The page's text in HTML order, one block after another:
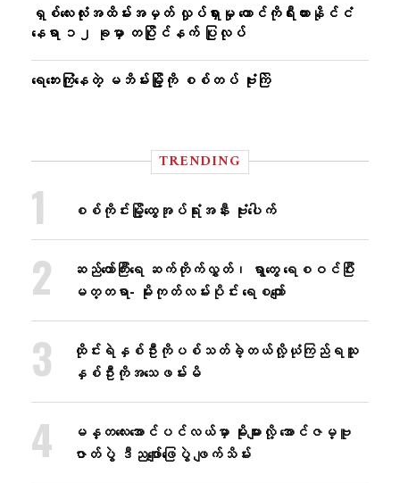
ရှစ်လေးလုံးအထိမ်းအမှတ် လှုပ်ရှားမှု တောင်ကိုရီးယားနိုင်ငံ
နေရာ ၁၂ ခုမှာ တပြိုင်နက် ပြုလုပ်
ရေဘေးကြုံနေတဲ့ မဘိမ်းမြို့ကို စစ်တပ် ဗုံးကြဲ
TRENDING
စစ်ကိုင်းမြို့ထွေအုပ်ရုံးအနီး ဗုံးပေါက်
ဆည်တော်ကြီးရေ ဆက်တိုက်လွှတ်၊ ရွာတွေ ရေစဝင်ပြီး
မတ္တရာ- မိုးကုတ်လမ်းပိုင်း ရေစကျော်
ထိုင်းရဲနှစ်ဦးကိုပစ်သတ်ခဲ့တယ်လို့ယုံကြည်ရသူ
နှစ်ဦးကိုအသေဖမ်းမိ
မန္တလေးအောင်ပင်လယ်မှာ မိုးများလို့ အောင်ဇမ္ဗူ
ဇာတ်ပွဲ ဒီညဖျော်ဖြေပွဲ ဖျက်သိမ်း